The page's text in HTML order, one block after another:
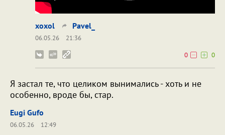
xoxol Pavel_
06.05.26
21:36
0
0
Я застал те, что целиком вынимались - хоть и не
особенно, вроде бы, стар.
Eugi Gufo
06.05.26
12:49